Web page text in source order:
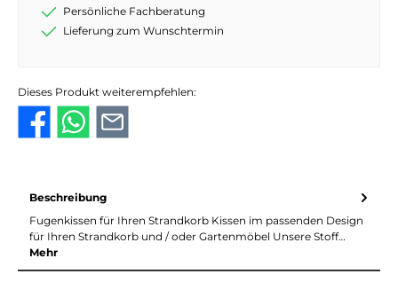
Persönliche Fachberatung
Lieferung zum Wunschtermin
Dieses Produkt weiterempfehlen:
Beschreibung
Fugenkissen für Ihren Strandkorb Kissen im passenden Design
für Ihren Strandkorb und / oder Gartenmöbel Unsere Stoff…
Mehr